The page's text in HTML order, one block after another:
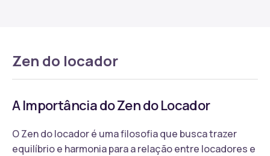
Zen do locador
A Importância do Zen do Locador
O Zen do locador é uma filosofia que busca trazer
equilíbrio e harmonia para a relação entre locadores e